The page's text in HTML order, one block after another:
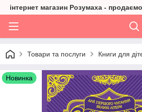
інтернет магазин Розумаха -
Товари та послуги Книги для
Новинка